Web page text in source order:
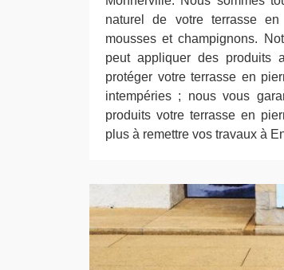
naturel de votre terrasse
mousses et champignons.
peut appliquer des produits
protéger votre terrasse en
intempéries ; nous vous
produits votre terrasse en
plus à remettre vos travaux à